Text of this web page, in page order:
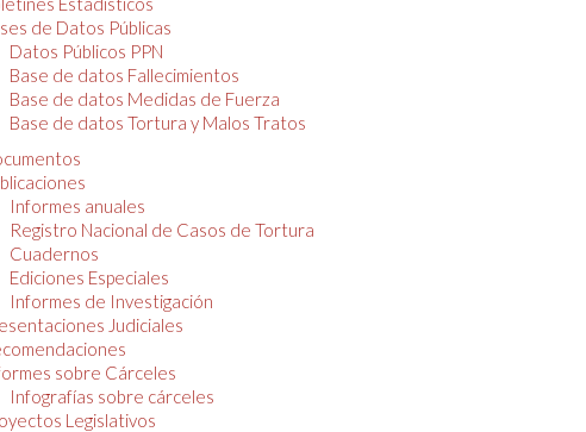
de Datos Públicas
Datos Públicos PPN
Base de datos Fallecimientos
Base de datos Medidas de Fuerza
Base de datos Tortura y Malos Tratos
Informes anuales
Registro Nacional de Casos de Tortura
Cuadernos
Ediciones Especiales
Informes de Investigación
Judiciales
sobre Cárceles
Infografías sobre cárceles
Legislativos